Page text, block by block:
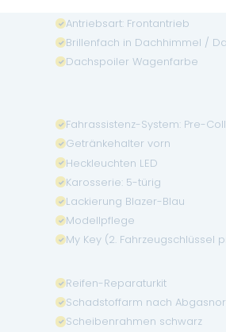
Antriebsart: Frontantrieb
Brillenfach in Dachhimmel /
Dachspoiler Wagenfarbe
Fahrassistenz-System: Pre-
Getränkehalter vorn
Heckleuchten LED
Karosserie: 5-türig
Lackierung Blazer-Blau
Modellpflege
My Key (2. Fahrzeugschlüssel
Reifen-Reparaturkit
Schadstoffarm nach
Scheibenrahmen schwarz